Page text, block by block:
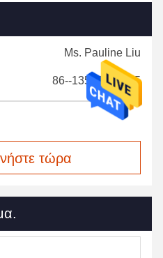
Ms. Pauline Liu
86--13546943585
τώρα